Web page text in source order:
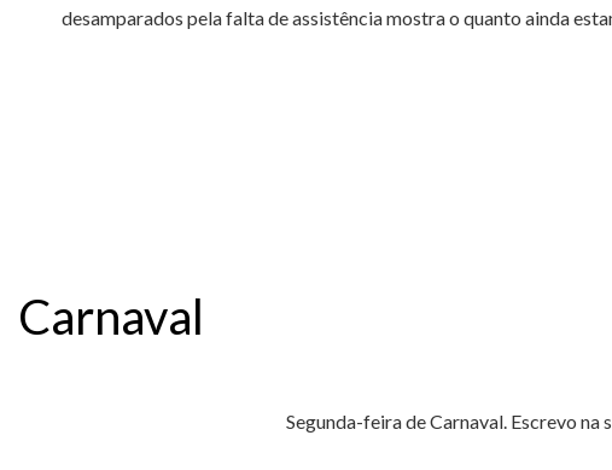
desamparados pela falta de assistência mostra o quanto ainda
Carnaval
Segunda-feira de Carnaval. Escrevo